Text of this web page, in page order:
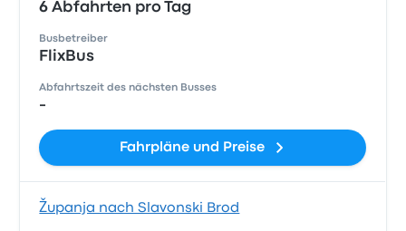
6 Abfahrten pro Tag
Busbetreiber
FlixBus
Abfahrtszeit des nächsten Busses
-
Fahrpläne und Preise
Županja nach Slavonski Brod